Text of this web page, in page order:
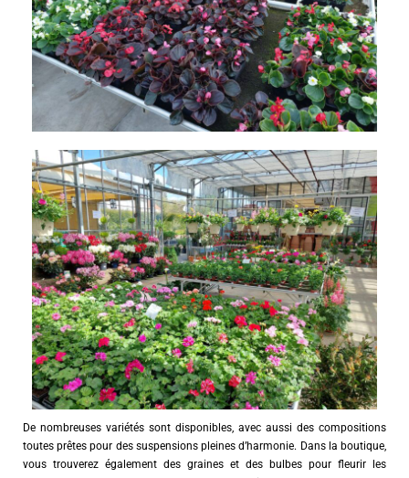
De nombreuses variétés sont disponibles, avec aussi des compositions
toutes prêtes pour des suspensions pleines d’harmonie. Dans la boutique,
vous trouverez également des graines et des bulbes pour fleurir les